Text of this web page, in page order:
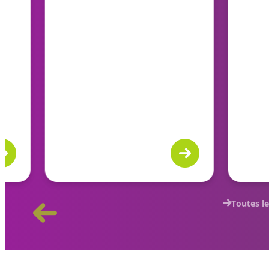
Toutes